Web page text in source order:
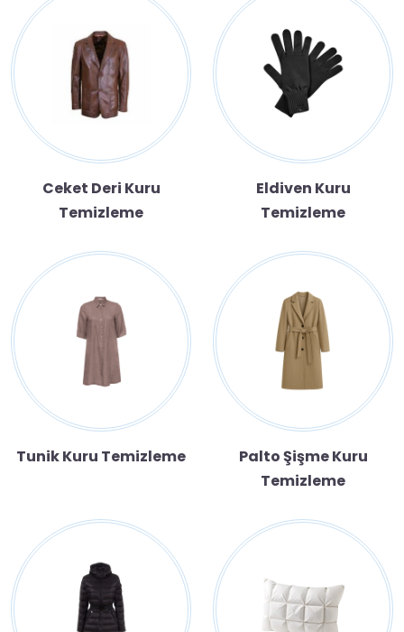
Ceket Deri Kuru
Temizleme
Eldiven Kuru
Temizleme
Tunik Kuru Temizleme
Palto Şişme Kuru
Temizleme